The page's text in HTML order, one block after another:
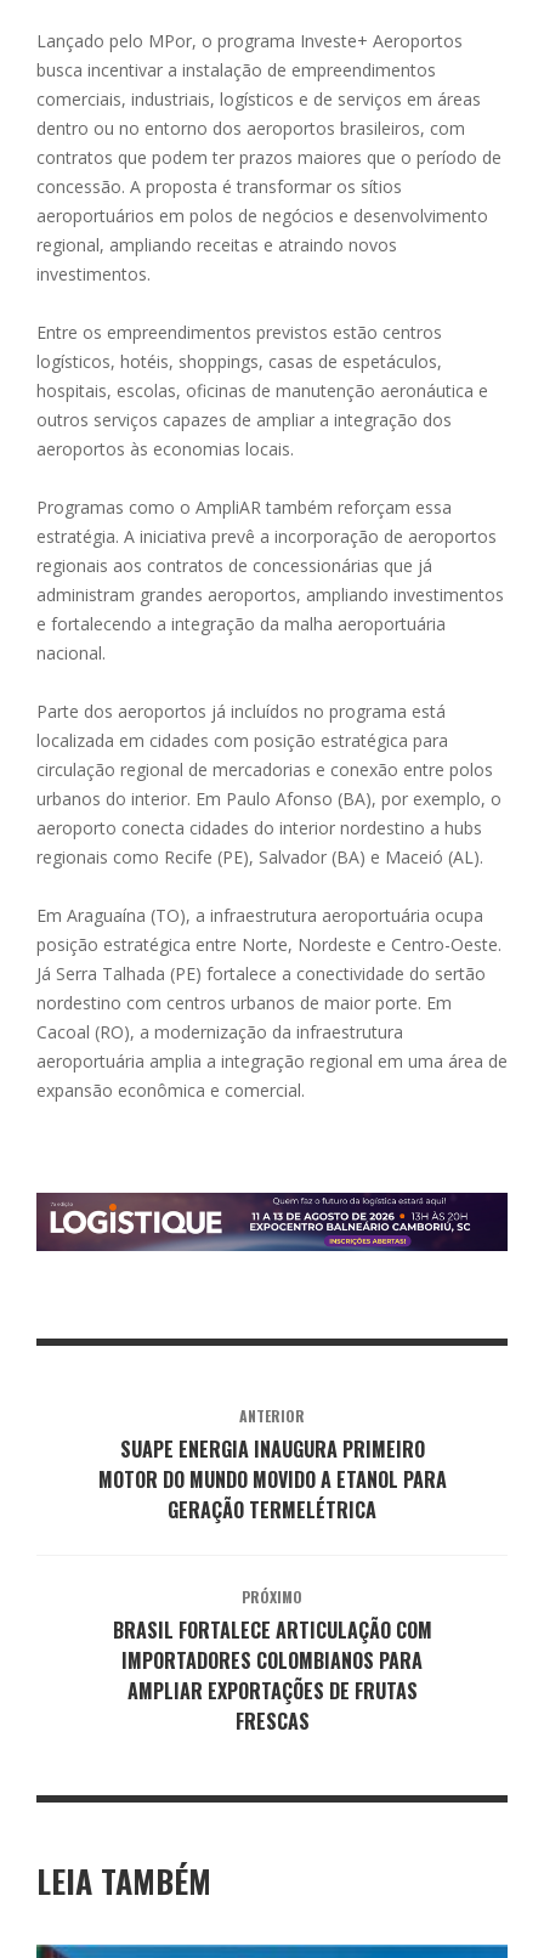
Lançado pelo MPor, o programa Investe+ Aeroportos
busca incentivar a instalação de empreendimentos
comerciais, industriais, logísticos e de serviços em áreas
dentro ou no entorno dos aeroportos brasileiros, com
contratos que podem ter prazos maiores que o período de
concessão. A proposta é transformar os sítios
aeroportuários em polos de negócios e desenvolvimento
regional, ampliando receitas e atraindo novos
investimentos.
Entre os empreendimentos previstos estão centros
logísticos, hotéis, shoppings, casas de espetáculos,
hospitais, escolas, oficinas de manutenção aeronáutica e
outros serviços capazes de ampliar a integração dos
aeroportos às economias locais.
Programas como o AmpliAR também reforçam essa
estratégia. A iniciativa prevê a incorporação de aeroportos
regionais aos contratos de concessionárias que já
administram grandes aeroportos, ampliando investimentos
e fortalecendo a integração da malha aeroportuária
nacional.
Parte dos aeroportos já incluídos no programa está
localizada em cidades com posição estratégica para
circulação regional de mercadorias e conexão entre polos
urbanos do interior. Em Paulo Afonso (BA), por exemplo, o
aeroporto conecta cidades do interior nordestino a hubs
regionais como Recife (PE), Salvador (BA) e Maceió (AL).
Em Araguaína (TO), a infraestrutura aeroportuária ocupa
posição estratégica entre Norte, Nordeste e Centro-Oeste.
Já Serra Talhada (PE) fortalece a conectividade do sertão
nordestino com centros urbanos de maior porte. Em
Cacoal (RO), a modernização da infraestrutura
aeroportuária amplia a integração regional em uma área de
expansão econômica e comercial.
ANTERIOR
SUAPE ENERGIA INAUGURA PRIMEIRO
MOTOR DO MUNDO MOVIDO A ETANOL PARA
GERAÇÃO TERMELÉTRICA
PRÓXIMO
BRASIL FORTALECE ARTICULAÇÃO COM
IMPORTADORES COLOMBIANOS PARA
AMPLIAR EXPORTAÇÕES DE FRUTAS
FRESCAS
LEIA TAMBÉM